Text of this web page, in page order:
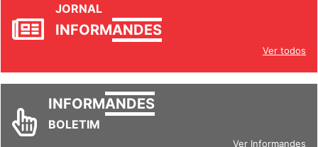
JORNAL
INFORMANDES
Ver todos
INFORMANDES
BOLETIM
Ver Informandes